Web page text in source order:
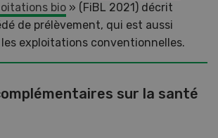
bio » (FiBL 2021) décrit
de prélèvement, qui est aussi
exploitations conventionnelles.
sur la santé